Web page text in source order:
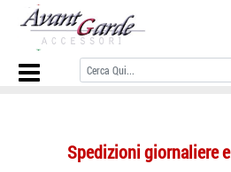
Home Page/PAPILLON/A Pois/
blu a pois gialli blu e giallo made italy
Spedizioni giornaliere